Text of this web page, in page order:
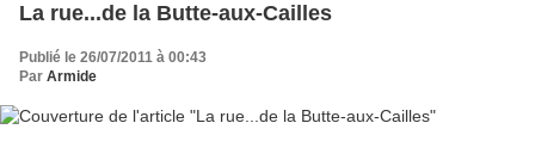
La rue...de la Butte-aux-Cailles
Publié le 26/07/2011 à 00:43
Par Armide